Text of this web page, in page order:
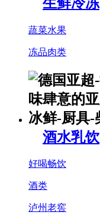
蔬菜水果
冻品肉类
酒水乳饮
好喝畅饮
酒类
泸州老窖